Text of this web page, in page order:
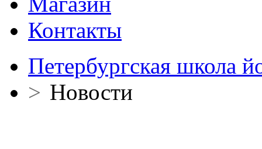
Контакты
Петербургская школа
> Новости